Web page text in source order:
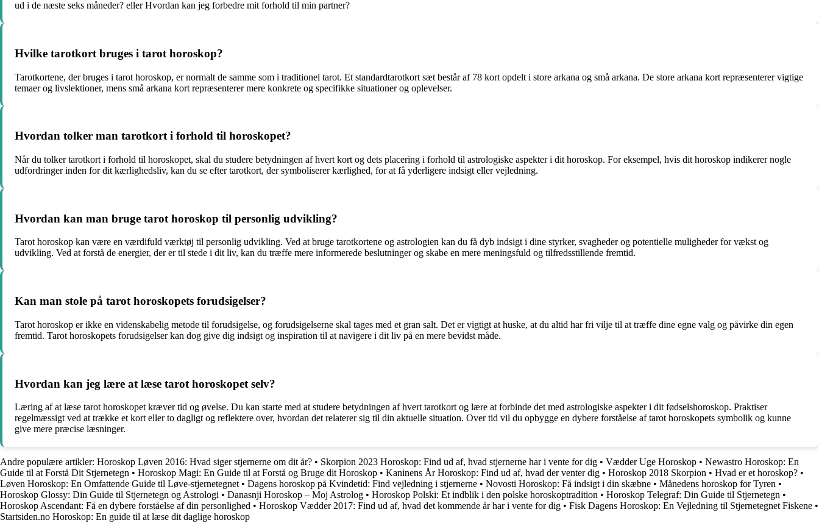
ud i de næste seks måneder? eller Hvordan kan jeg forbedre mit forhold til min partner?
Hvilke tarotkort bruges i tarot horoskop?
Tarotkortene, der bruges i tarot horoskop, er normalt de samme som i traditionel tarot. Et standardtarotkort sæt består af 78 kort opdelt i store arkana og små arkana. De store arkana kort repræsenterer vigtige
temaer og livslektioner, mens små arkana kort repræsenterer mere konkrete og specifikke situationer og oplevelser.
Hvordan tolker man tarotkort i forhold til horoskopet?
Når du tolker tarotkort i forhold til horoskopet, skal du studere betydningen af hvert kort og dets placering i forhold til astrologiske aspekter i dit horoskop. For eksempel, hvis dit horoskop indikerer nogle
udfordringer inden for dit kærlighedsliv, kan du se efter tarotkort, der symboliserer kærlighed, for at få yderligere indsigt eller vejledning.
Hvordan kan man bruge tarot horoskop til personlig udvikling?
Tarot horoskop kan være en værdifuld værktøj til personlig udvikling. Ved at bruge tarotkortene og astrologien kan du få dyb indsigt i dine styrker, svagheder og potentielle muligheder for vækst og
udvikling. Ved at forstå de energier, der er til stede i dit liv, kan du træffe mere informerede beslutninger og skabe en mere meningsfuld og tilfredsstillende fremtid.
Kan man stole på tarot horoskopets forudsigelser?
Tarot horoskop er ikke en videnskabelig metode til forudsigelse, og forudsigelserne skal tages med et gran salt. Det er vigtigt at huske, at du altid har fri vilje til at træffe dine egne valg og påvirke din egen
fremtid. Tarot horoskopets forudsigelser kan dog give dig indsigt og inspiration til at navigere i dit liv på en mere bevidst måde.
Hvordan kan jeg lære at læse tarot horoskopet selv?
Læring af at læse tarot horoskopet kræver tid og øvelse. Du kan starte med at studere betydningen af hvert tarotkort og lære at forbinde det med astrologiske aspekter i dit fødselshoroskop. Praktiser
regelmæssigt ved at trække et kort eller to dagligt og reflektere over, hvordan det relaterer sig til din aktuelle situation. Over tid vil du opbygge en dybere forståelse af tarot horoskopets symbolik og kunne
give mere præcise læsninger.
Andre populære artikler: Horoskop Løven 2016: Hvad siger stjernerne om dit år? • Skorpion 2023 Horoskop: Find ud af, hvad stjernerne har i vente for dig • Vædder Uge Horoskop • Newastro Horoskop: En
Guide til at Forstå Dit Stjernetegn • Horoskop Magi: En Guide til at Forstå og Bruge dit Horoskop • Kaninens År Horoskop: Find ud af, hvad der venter dig • Horoskop 2018 Skorpion • Hvad er et horoskop? •
Løven Horoskop: En Omfattende Guide til Løve-stjernetegnet • Dagens horoskop på Kvindetid: Find vejledning i stjernerne • Novosti Horoskop: Få indsigt i din skæbne • Månedens horoskop for Tyren •
Horoskop Glossy: Din Guide til Stjernetegn og Astrologi • Danasnji Horoskop – Moj Astrolog • Horoskop Polski: Et indblik i den polske horoskoptradition • Horoskop Telegraf: Din Guide til Stjernetegn •
Horoskop Ascendant: Få en dybere forståelse af din personlighed • Horoskop Vædder 2017: Find ud af, hvad det kommende år har i vente for dig • Fisk Dagens Horoskop: En Vejledning til Stjernetegnet Fiskene •
Startsiden.no Horoskop: En guide til at læse dit daglige horoskop